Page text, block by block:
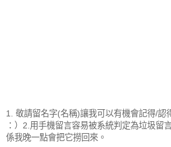
1. 敬請留名字(名稱)讓我可以有機會記得/認
：）2.用手機留言容易被系統判定為垃圾留
係我晚一點會把它撈回來。